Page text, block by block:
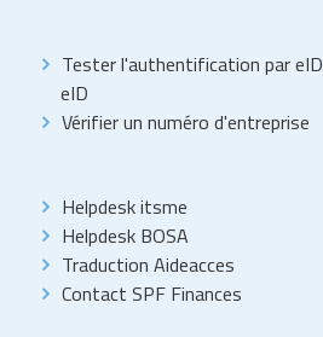
Tester l'authentification par eID
eID
Vérifier un numéro d'entreprise
Helpdesk itsme
Helpdesk BOSA
Traduction Aideacces
Contact SPF Finances